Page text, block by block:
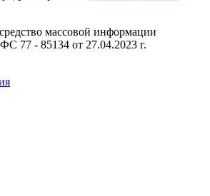
массовой информации
77 - 85134 от 27.04.2023 г.